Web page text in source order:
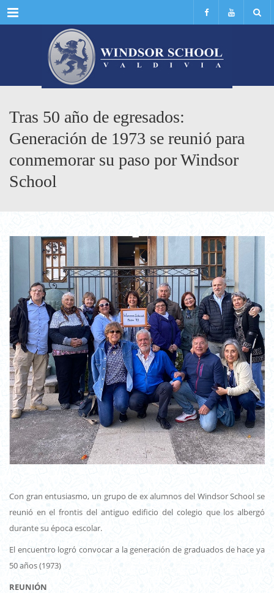
Menu
Tras 50 año de egresados:
Generación de 1973 se reunió para
conmemorar su paso por Windsor
School
Con gran entusiasmo, un grupo de ex alumnos del Windsor School se
reunió en el frontis del antiguo edificio del colegio que los albergó
durante su época escolar.
El encuentro logró convocar a la generación de graduados de hace ya
50 años (1973)
REUNIÓN